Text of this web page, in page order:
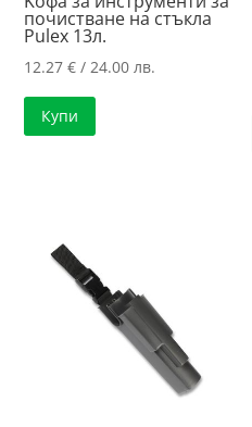
почистване на стъкла
Pulex 13л.
12.27€ / 24.00 лв.
Купи